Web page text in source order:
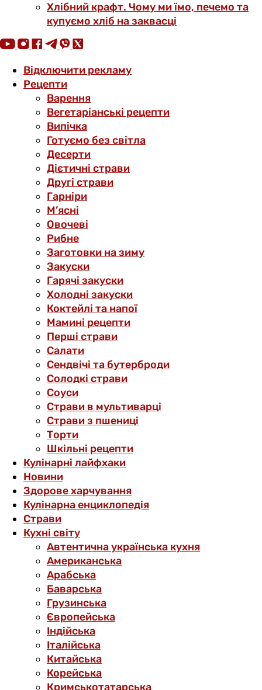
Хлібний крафт. Чому ми їмо, печемо та
купуємо хліб на заквасці
Відключити рекламу
Рецепти
Варення
Вегетаріанські рецепти
Випічка
Готуємо без світла
Десерти
Дієтичні страви
Другі страви
Гарніри
М’ясні
Овочеві
Рибне
Заготовки на зиму
Закуски
Гарячі закуски
Холодні закуски
Коктейлі та напої
Мамині рецепти
Перші страви
Салати
Сендвічі та бутерброди
Солодкі страви
Соуси
Страви в мультиварці
Страви з пшениці
Торти
Шкільні рецепти
Кулінарні лайфхаки
Новини
Здорове харчування
Кулінарна енциклопедія
Страви
Кухні світу
Автентична українська кухня
Американська
Арабська
Баварська
Грузинська
Європейська
Індійська
Італійська
Китайська
Корейська
Кримськотатарська